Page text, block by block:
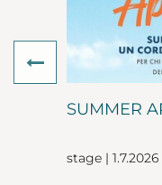
SUMMER
stage | 1.7.2026
Previous